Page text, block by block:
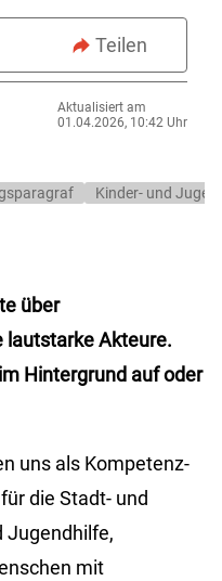
Teilen
Aktualisiert am
01.04.2026, 10:42 Uhr
Kinder- und
über
lautstarke Akteure.
Hintergrund auf oder
uns als Kompetenz-
die Stadt- und
Jugendhilfe,
mit